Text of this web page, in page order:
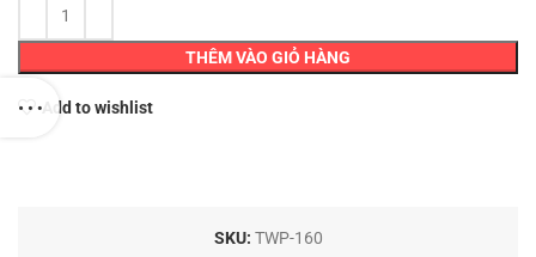
THÊM VÀO GIỎ HÀNG
Add to wishlist
SKU: TWP-160